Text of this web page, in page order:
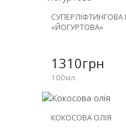
«ЙОГУРТОВА»
1310грн
100мл.
КОКОСОВА ОЛІЯ